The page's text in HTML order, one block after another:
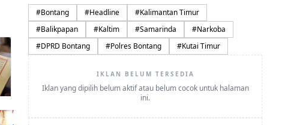
bakar minyak (BBM) saat…
#Bontang #Headline #Kalimantan Timur
#Balikpapan #Kaltim #Samarinda #Narkoba
#DPRD Bontang #Polres Bontang #Kutai Timur
IKLAN BELUM TERSEDIA
Iklan yang dipilih belum aktif atau belum cocok untuk halaman
ini.